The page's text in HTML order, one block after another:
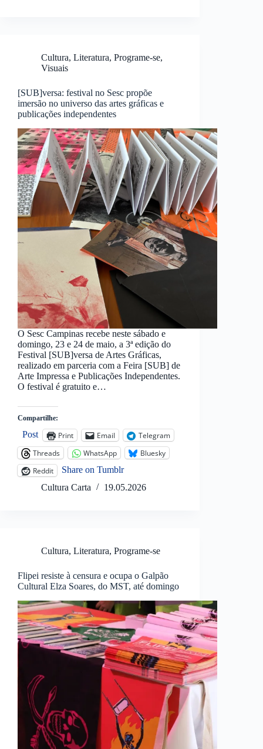
Cultura, Literatura, Programe-se,
Visuais
[SUB]versa: festival no Sesc propõe
imersão no universo das artes gráficas e
publicações independentes
O Sesc Campinas recebe neste sábado e
domingo, 23 e 24 de maio, a 3ª edição do
Festival [SUB]versa de Artes Gráficas,
realizado em parceria com a Feira [SUB] de
Arte Impressa e Publicações Independentes.
O festival é gratuito e…
Compartilhe:
Post Print Email
Telegram
Threads
WhatsApp
Bluesky
Reddit
Share on Tumblr
Cultura Carta
19.05.2026
Cultura, Literatura, Programe-se
Flipei resiste à censura e ocupa o Galpão
Cultural Elza Soares, do MST, até domingo